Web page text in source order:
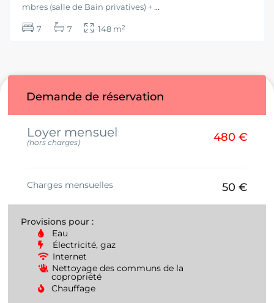
mbres (salle de Bain privatives) +...
7 7 148 m2
Demande de réservation
Loyer mensuel
(hors charges) 480 €
Charges mensuelles 50 €
Provisions pour :
Eau
Électricité, gaz
Internet
Nettoyage des communs de la
copropriété
Chauffage